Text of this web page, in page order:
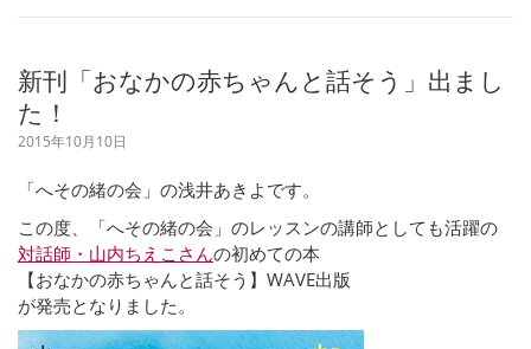
新刊「おなかの赤ちゃんと話そう」出まし
た！
2015年10月10日
「へその緒の会」の浅井あきよです。
この度、「へその緒の会」のレッスンの講師としても活躍の
対話師・山内ちえこさんの初めての本
【おなかの赤ちゃんと話そう】WAVE出版
が発売となりました。